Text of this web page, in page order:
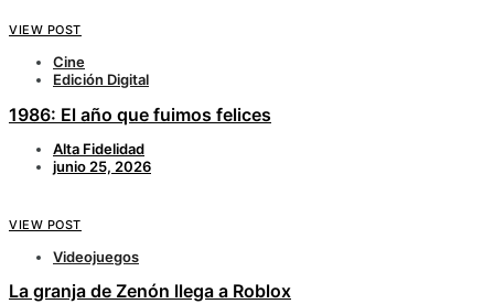
VIEW POST
Cine
Edición Digital
1986: El año que fuimos felices
Alta Fidelidad
junio 25, 2026
VIEW POST
Videojuegos
La granja de Zenón llega a Roblox